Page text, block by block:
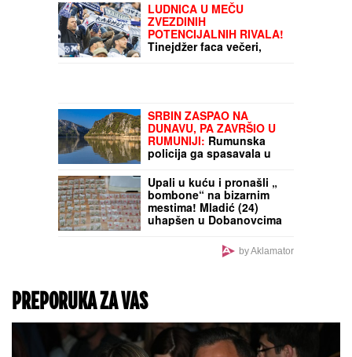
LUDNICA U MEČU
ZVEZDINIH
POTENCIJALNIH RIVALA!
Tinejdžer faca večeri,
SRBIN ZASPAO NA
DUNAVU, PA ZAVRŠIO U
RUMUNIJI: Rumunska
policija ga spasavala u
Upali u kuću i pronašli „
bombone“ na bizarnim
mestima! Mladić (24)
uhapšen u Dobanovcima
by Aklamator
PREPORUKA ZA VAS